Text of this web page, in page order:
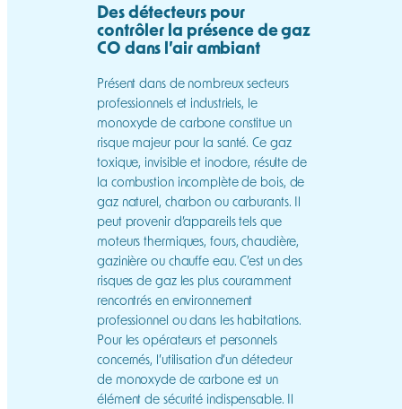
Des détecteurs pour
contrôler la présence de gaz
CO dans l’air ambiant
Présent dans de nombreux secteurs
professionnels et industriels, le
monoxyde de carbone constitue un
risque majeur pour la santé. Ce gaz
toxique, invisible et inodore, résulte de
la combustion incomplète de bois, de
gaz naturel, charbon ou carburants. Il
peut provenir d’appareils tels que
moteurs thermiques, fours, chaudière,
gazinière ou chauffe eau. C’est un des
risques de gaz les plus couramment
rencontrés en environnement
professionnel ou dans les habitations.
Pour les opérateurs et personnels
concernés, l’utilisation d’un détecteur
de monoxyde de carbone est un
élément de sécurité indispensable. Il